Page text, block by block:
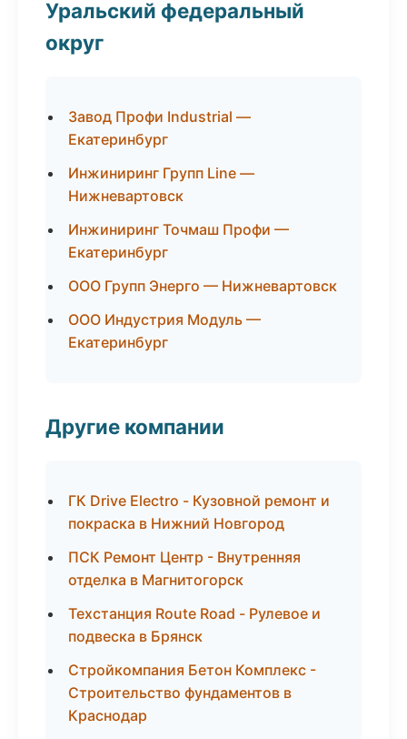
Уральский федеральный
округ
Завод Профи Industrial —
Екатеринбург
Инжиниринг Групп Line —
Нижневартовск
Инжиниринг Точмаш Профи —
Екатеринбург
ООО Групп Энерго — Нижневартовск
ООО Индустрия Модуль —
Екатеринбург
Другие компании
ГК Drive Electro - Кузовной ремонт и
покраска в Нижний Новгород
ПСК Ремонт Центр - Внутренняя
отделка в Магнитогорск
Техстанция Route Road - Рулевое и
подвеска в Брянск
Стройкомпания Бетон Комплекс -
Строительство фундаментов в
Краснодар